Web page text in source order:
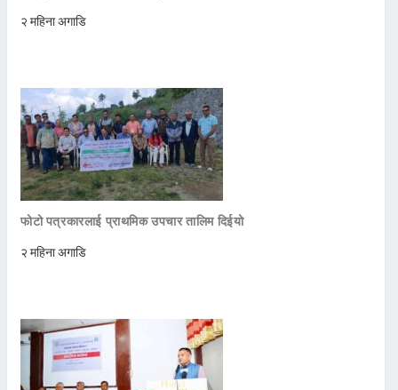
२ महिना अगाडि
फोटो पत्रकारलाई प्राथमिक उपचार तालिम दिईयो
२ महिना अगाडि